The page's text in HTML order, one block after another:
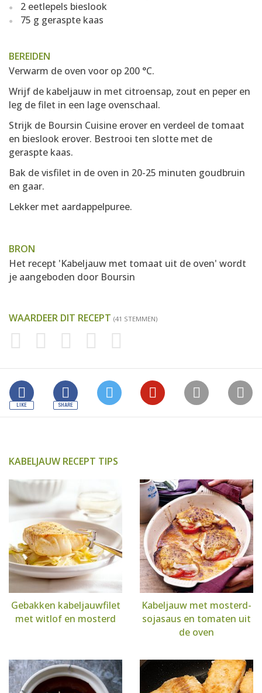
2 eetlepels bieslook
75 g geraspte kaas
BEREIDEN
Verwarm de oven voor op 200 °C.
Wrijf de kabeljauw in met citroensap, zout en peper en
leg de filet in een lage ovenschaal.
Strijk de Boursin Cuisine erover en verdeel de tomaat
en bieslook erover. Bestrooi ten slotte met de
geraspte kaas.
Bak de visfilet in de oven in 20-25 minuten goudbruin
en gaar.
Lekker met aardappelpuree.
BRON
Het recept 'Kabeljauw met tomaat uit de oven' wordt
je aangeboden door Boursin
WAARDEER DIT RECEPT (41 STEMMEN)
KABELJAUW RECEPT TIPS
Gebakken kabeljauwfilet
met witlof en mosterd
Kabeljauw met mosterd-
sojasaus en tomaten uit
de oven